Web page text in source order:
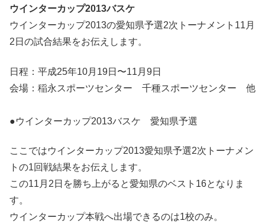
ウインターカップ2013バスケ
ウインターカップ2013の愛知県予選2次トーナメント11月
2日の試合結果をお伝えします。
日程：平成25年10月19日〜11月9日
会場：稲永スポーツセンター 千種スポーツセンター 他
●ウインターカップ2013バスケ 愛知県予選
ここではウインターカップ2013愛知県予選2次トーナメン
トの1回戦結果をお伝えします。
この11月2日を勝ち上がると愛知県のベスト16となりま
す。
ウインターカップ本戦へ出場できるのは1校のみ。